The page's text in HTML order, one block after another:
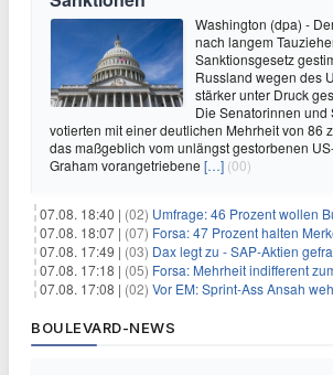
Washington (dpa) -
nach langem
Sanktionsgesetz
Russland wegen des
stärker unter Druck
Die Senatorinnen und
votierten mit einer deutlichen Mehrheit von 86
das maßgeblich vom unlängst gestorbenen
Graham vorangetriebene […] (00)
07.08. 18:40 | (02) Umfrage: 46 Prozent wollen
07.08. 18:07 | (07) Forsa: 47 Prozent halten Merkel für
07.08. 17:49 | (03) Dax legt zu - SAP-Aktien
07.08. 17:18 | (05) Forsa: Mehrheit indifferent zum
07.08. 17:08 | (02) Vor EM: Sprint-Ass Ansah wehrt
BOULEVARD-NEWS